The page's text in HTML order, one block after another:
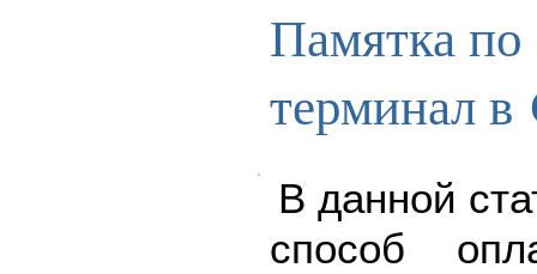
Памятка по
терминал в
В данной
способ